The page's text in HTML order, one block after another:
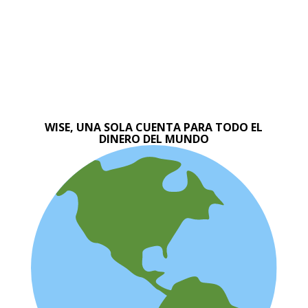
WISE, UNA SOLA CUENTA PARA TODO EL
DINERO DEL MUNDO